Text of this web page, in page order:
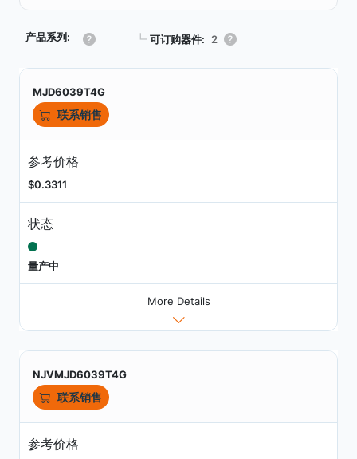
产品系列: ┗ 可订购器件: 2
MJD6039T4G
联系销售
参考价格
$0.3311
状态
量产中
More Details
NJVMJD6039T4G
联系销售
参考价格